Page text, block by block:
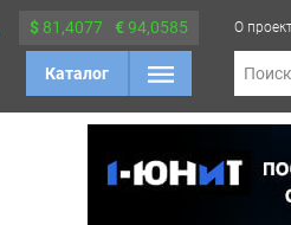
$ 81,4077 €94,0585
Каталог
О
Поиск